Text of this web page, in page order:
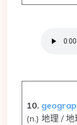
10.
(n.) 地理 / 地